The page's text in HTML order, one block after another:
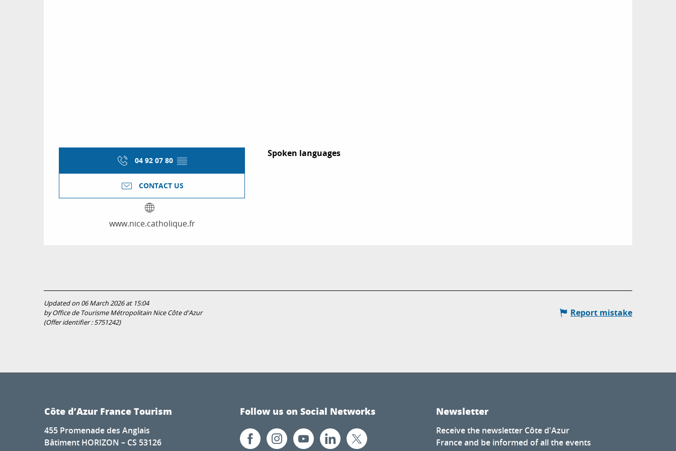
04 92 07 80 ▒▒
CONTACT US
www.nice.catholique.fr
Spoken languages
Spoken languages
Updated on 06 March 2026 at 15:04
by Office de Tourisme Métropolitain Nice Côte d'Azur
(Offer identifier :5751242)
Report mistake
Côte d’Azur France Tourism
455 Promenade des Anglais
Bâtiment HORIZON – CS 53126
Follow us on Social Networks Newsletter
Receive the newsletter Côte d'Azur
France and be informed of all the events